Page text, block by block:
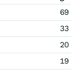
69
33
20
19